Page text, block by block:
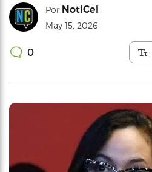
Por NotiCel
May 15, 2026
0